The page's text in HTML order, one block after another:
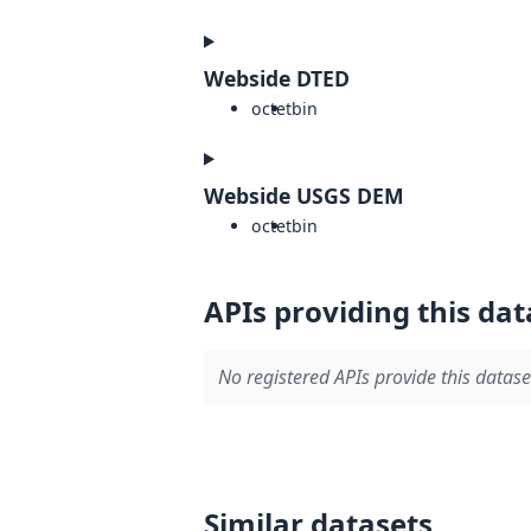
Webside DTED
octetbin
Webside USGS DEM
octetbin
APIs providing this
No registered APIs provide this
Similar datasets